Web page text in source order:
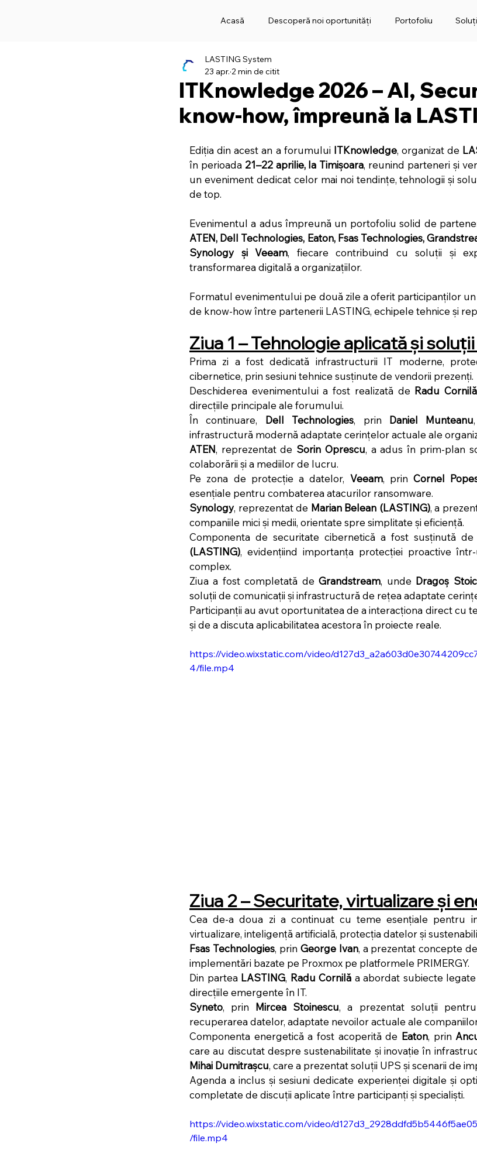
Acasă Descoperă noi oportunități Portofoliu
ITKnowledge 2026 – AI,
know-how, împreună la
LASTING System
23 apr. 2 min de citit
Ediția din acest an a forumului ITKnowledge, organizat de
în perioada 21–22 aprilie, la Timișoara, reunind parteneri și
un eveniment dedicat celor mai noi tendințe, tehnologii și
de top.
ATEN, Dell Technologies, Eaton, Fsas Technologies,
Synology și Veeam, fiecare contribuind cu soluții și
transformarea digitală a organizațiilor.
Formatul evenimentului pe două zile a oferit participanților
de know-how între partenerii LASTING, echipele tehnice și
Ziua 1 – Tehnologie aplicată și
Prima zi a fost dedicată infrastructurii IT moderne,
cibernetice, prin sesiuni tehnice susținute de vendorii prezenți.
Deschiderea evenimentului a fost realizată de Radu
direcțiile principale ale forumului.
În continuare,
Dell Technologies, prin Daniel Munteanu
infrastructură modernă adaptate cerințelor actuale ale
ATEN, reprezentat de Sorin Oprescu, a adus în prim-plan
colaborării și a mediilor de lucru.
Pe zona de protecție a datelor, Veeam, prin Cornel
esențiale pentru combaterea atacurilor ransomware.
Synology, reprezentat de Marian Belean (LASTING), a
companiile mici și medii, orientate spre simplitate și eficiență.
Componenta de securitate cibernetică a fost susținută de
(LASTING), evidențiind importanța protecției proactive
complex.
Ziua a fost completată de Grandstream, unde Dragoș
soluții de comunicații și infrastructură de rețea adaptate
Participanții au avut oportunitatea de a interacționa direct cu
și de a discuta aplicabilitatea acestora în proiecte reale.
https://video.wixstatic.com/video/
4/file.mp4
Ziua 2 – Securitate, virtualizare și
Cea de-a doua zi a continuat cu teme esențiale pentru
virtualizare, inteligență artificială, protecția datelor și
Fsas Technologies, prin George Ivan, a prezentat concepte
implementări bazate pe Proxmox pe platformele PRIMERGY.
Din partea LASTING, Radu Cornilă a abordat subiecte
direcțiile emergente în IT.
Syneto, prin Mircea Stoinescu, a prezentat soluții
recuperarea datelor, adaptate nevoilor actuale ale
Componenta energetică a fost acoperită de Eaton, prin
Mihai Dumitrașcu, care a prezentat soluții UPS și scenarii de
Agenda a inclus și sesiuni dedicate experienței digitale și
completate de discuții aplicate între participanți și specialiști.
https://video.wixstatic.com/video/
/file.mp4